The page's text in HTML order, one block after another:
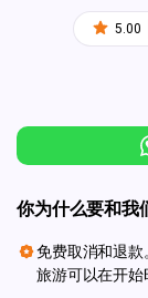
5.00
你为什么要和我
免费取消和退款
旅游可以在开始